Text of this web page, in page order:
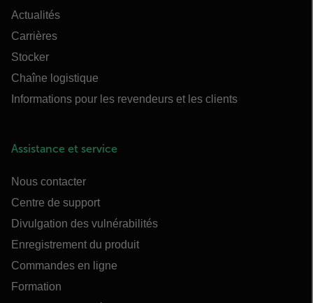
Actualités
Carrières
Stocker
Chaîne logistique
Informations pour les revendeurs et les clients
Assistance et service
Nous contacter
Centre de support
Divulgation des vulnérabilités
Enregistrement du produit
Commandes en ligne
Formation